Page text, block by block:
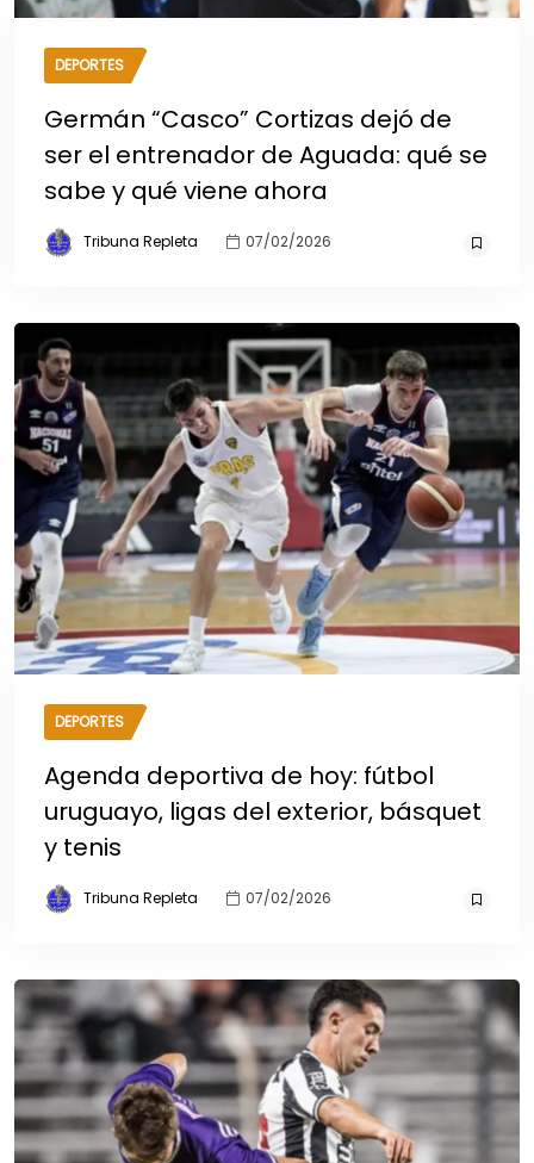
DEPORTES
Germán “Casco” Cortizas dejó de
ser el entrenador de Aguada: qué se
sabe y qué viene ahora
Tribuna Repleta 07/02/2026
DEPORTES
Agenda deportiva de hoy: fútbol
uruguayo, ligas del exterior, básquet
y tenis
Tribuna Repleta 07/02/2026